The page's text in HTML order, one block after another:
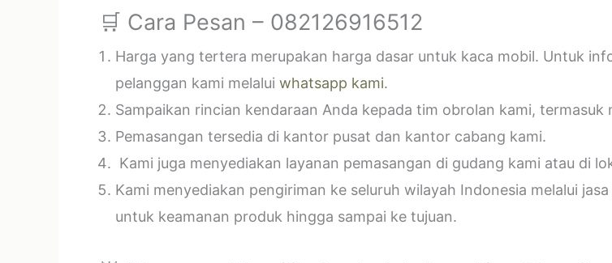
🛒 Cara Pesan – 082126916512
Harga yang tertera merupakan harga dasar untuk kaca mobil. Untuk
pelanggan kami melalui whatsapp kami.
Sampaikan rincian kendaraan Anda kepada tim obrolan kami,
Pemasangan tersedia di kantor pusat dan kantor cabang kami.
Kami juga menyediakan layanan pemasangan di gudang kami atau di
Kami menyediakan pengiriman ke seluruh wilayah Indonesia melalui
untuk keamanan produk hingga sampai ke tujuan.